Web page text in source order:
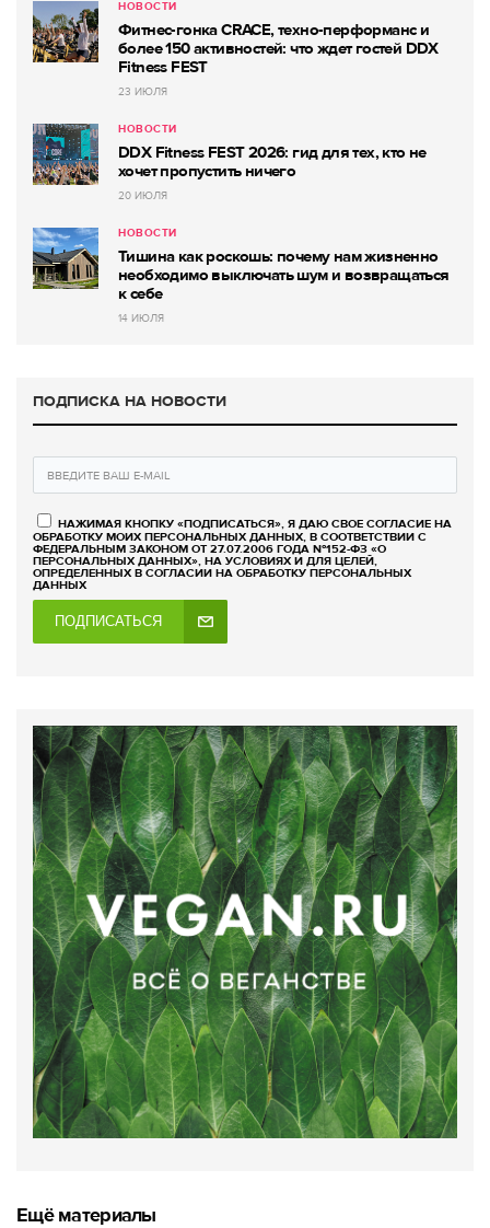
НОВОСТИ
Фитнес-гонка CRACE, техно-перформанс и
более 150 активностей: что ждет гостей DDX
Fitness FEST
23 ИЮЛЯ
НОВОСТИ
DDX Fitness FEST 2026: гид для тех, кто не
хочет пропустить ничего
20 ИЮЛЯ
НОВОСТИ
Тишина как роскошь: почему нам жизненно
необходимо выключать шум и возвращаться
к себе
14 ИЮЛЯ
ПОДПИСКА НА НОВОСТИ
НАЖИМАЯ КНОПКУ «ПОДПИСАТЬСЯ», Я ДАЮ СВОЕ СОГЛАСИЕ НА
ОБРАБОТКУ МОИХ ПЕРСОНАЛЬНЫХ ДАННЫХ, В СООТВЕТСТВИИ С
ФЕДЕРАЛЬНЫМ ЗАКОНОМ ОТ 27.07.2006 ГОДА №152-ФЗ «О
ПЕРСОНАЛЬНЫХ ДАННЫХ», НА УСЛОВИЯХ И ДЛЯ ЦЕЛЕЙ,
ОПРЕДЕЛЕННЫХ В СОГЛАСИИ НА ОБРАБОТКУ ПЕРСОНАЛЬНЫХ
ДАННЫХ
ПОДПИСАТЬСЯ
Ещё материалы